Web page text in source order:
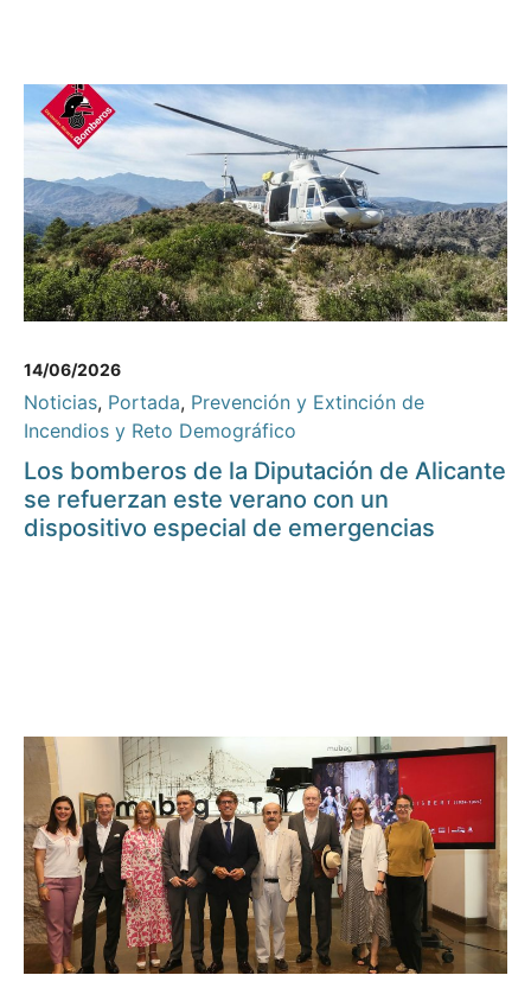
14/06/2026
Noticias, Portada, Prevención y Extinción de
Incendios y Reto Demográfico
Los bomberos de la Diputación de Alicante
se refuerzan este verano con un
dispositivo especial de emergencias